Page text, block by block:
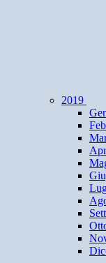
2019